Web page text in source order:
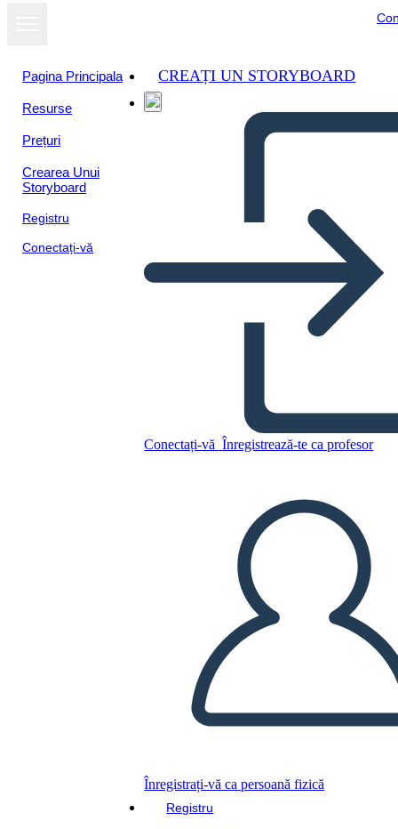
Pagina Principala
Resurse
Prețuri
Crearea Unui
Storyboard
Registru
Conectați-vă
CREAȚI UN STORYBOARD
Conectați-vă Înregistrează-te ca profesor
Înregistrați-vă ca persoană fizică
Registru
CREAȚI UN STORYBOARD
REDAȚI PREZENTAREA DE DIAPOZITIVE
CITESTE-MI